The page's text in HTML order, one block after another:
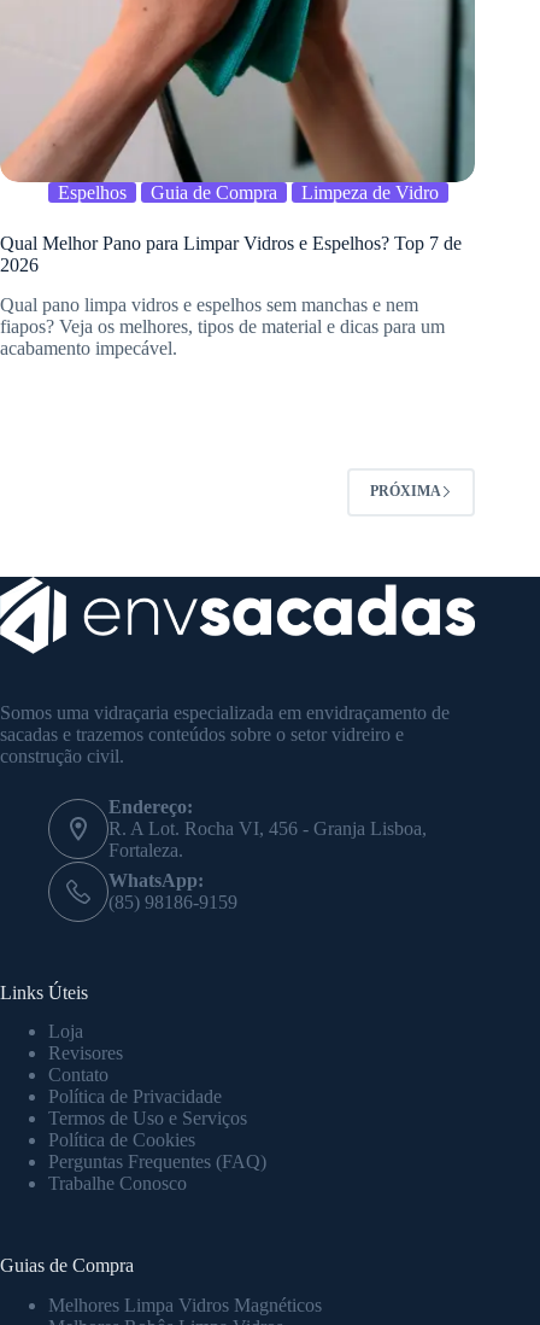
Espelhos Guia de Compra Limpeza de Vidro
Qual Melhor Pano para Limpar Vidros e Espelhos? Top 7 de
2026
Qual pano limpa vidros e espelhos sem manchas e nem
fiapos? Veja os melhores, tipos de material e dicas para um
acabamento impecável.
PRÓXIMA
Somos uma vidraçaria especializada em envidraçamento de
sacadas e trazemos conteúdos sobre o setor vidreiro e
construção civil.
Endereço:
R. A Lot. Rocha VI, 456 - Granja Lisboa,
Fortaleza.
WhatsApp:
(85) 98186-9159
Links Úteis
Loja
Revisores
Contato
Política de Privacidade
Termos de Uso e Serviços
Política de Cookies
Perguntas Frequentes (FAQ)
Trabalhe Conosco
Guias de Compra
Melhores Limpa Vidros Magnéticos